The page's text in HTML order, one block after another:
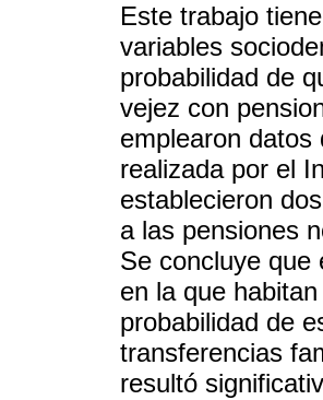
Este trabajo
variables
probabilidad de
vejez con
emplearon datos
realizada por el
establecieron
a las pensiones
Se concluye que
en la que
probabilidad de
transferencias
resultó